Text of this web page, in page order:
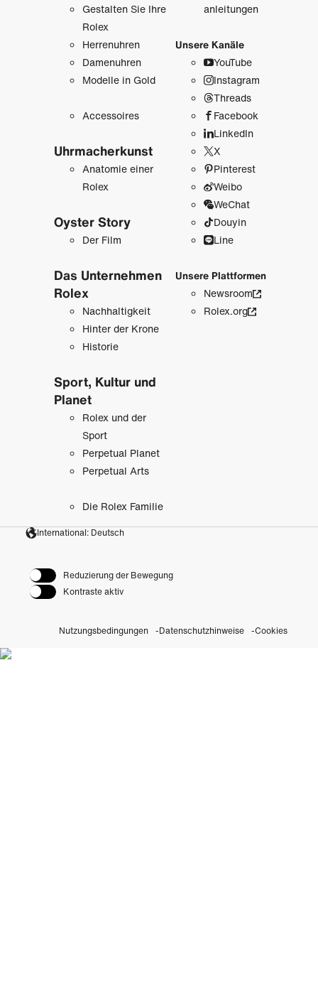
Gestalten Sie Ihre
Rolex
Herrenuhren
Damenuhren
Modelle in Gold
Accessoires
Uhrmacher­kunst
Anatomie einer
Rolex
Oyster Story
Der Film
Das Unternehmen
Rolex
Nachhaltigkeit
Hinter der Krone
Historie
Sport, Kultur und
Planet
Rolex und der
Sport
Perpetual Planet
Perpetual Arts
Die Rolex Familie
anleitungen
Unsere Kanäle
YouTube
Instagram
Threads
Facebook
LinkedIn
X
Pinterest
Weibo
WeChat
Douyin
Line
Unsere Plattformen
Newsroom
Rolex.org
International: Deutsch
Reduzierung der Bewegung
Kontraste aktiv
Nutzungsbedingungen Datenschutzhinweise Cookies